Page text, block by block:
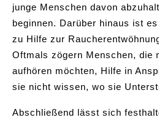
junge Menschen davon
beginnen. Darüber hinaus ist
zu Hilfe zur
Oftmals zögern Menschen, die
aufhören möchten, Hilfe in
sie nicht wissen, wo sie
Abschließend lässt sich